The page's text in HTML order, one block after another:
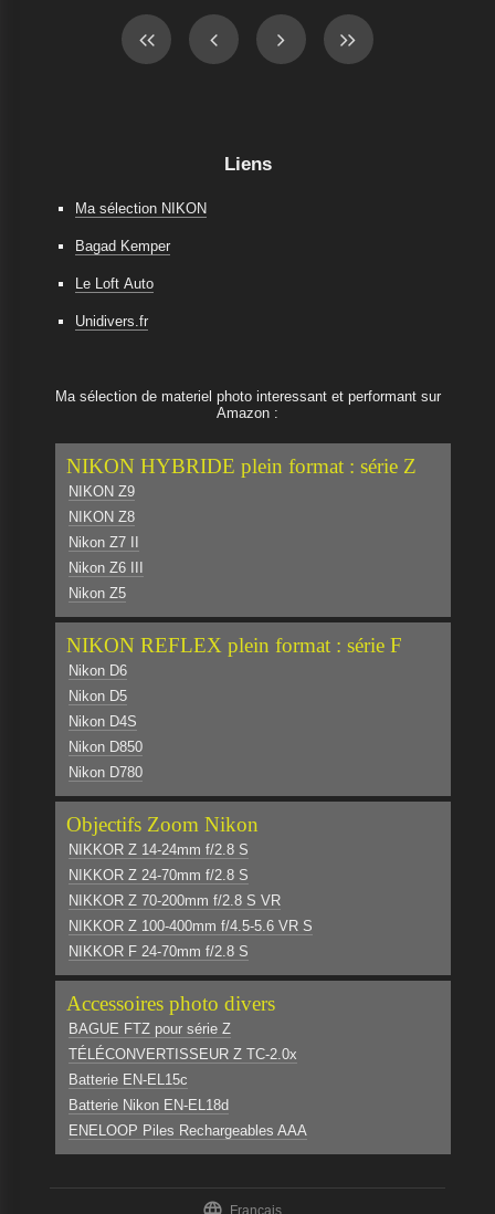
Liens
Ma sélection NIKON
Bagad Kemper
Le Loft Auto
Unidivers.fr
Ma sélection de materiel photo interessant et performant sur
Amazon :
NIKON HYBRIDE plein format : série Z
NIKON Z9
NIKON Z8
Nikon Z7 II
Nikon Z6 III
Nikon Z5
NIKON REFLEX plein format : série F
Nikon D6
Nikon D5
Nikon D4S
Nikon D850
Nikon D780
Objectifs Zoom Nikon
NIKKOR Z 14-24mm f/2.8 S
NIKKOR Z 24-70mm f/2.8 S
NIKKOR Z 70-200mm f/2.8 S VR
NIKKOR Z 100-400mm f/4.5-5.6 VR S
NIKKOR F 24-70mm f/2.8 S
Accessoires photo divers
BAGUE FTZ pour série Z
TÉLÉCONVERTISSEUR Z TC-2.0x
Batterie EN-EL15c
Batterie Nikon EN-EL18d
ENELOOP Piles Rechargeables AAA
Français